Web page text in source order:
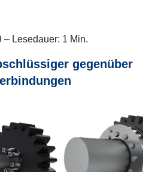
– Lesedauer: 1 Min.
gegenüber